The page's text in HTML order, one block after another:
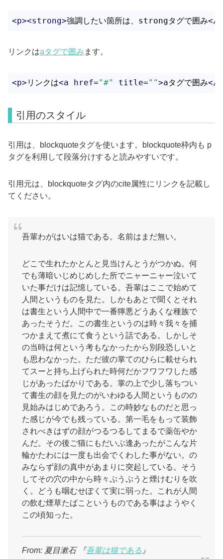
<p><strong>強調したい箇所は、strongタグで囲み</
リンクはaタグで囲み ます。
<p> リンクは<a href="#" title="">aタグで囲み</
引用のスタイル
引用は、blockquoteタグを使います。blockquote枠内も p
タグを利用して段落分けすると読みやすいです。
引用元は、blockquoteタグ内のcite属性にリンクを記載し
てください。
吾輩わがはいは猫である。名前はまだ無い。
どこで生れたかとんと見当けんとうがつかぬ。何
でも薄暗いじめじめした所でニャーニャー泣いて
いた事だけは記憶している。吾輩はここで始めて
人間というものを見た。しかもあとで聞くとそれ
は書生という人間中で一番獰悪どうあくな種族で
あったそうだ。この書生というのは時々我々を捕
つかまえて煮にて食うという話である。しかしそ
の当時は何という考もなかったから別段恐しいと
も思わなかった。ただ彼の掌てのひらに載せられ
てスーと持ち上げられた時何だかフワフワした感
じがあったばかりである。掌の上で少し落ちつい
て書生の顔を見たのがいわゆる人間というものの
見始みはじめであろう。この時妙なものだと思っ
た感じが今でも残っている。第一毛をもって装飾
されべきはずの顔がつるつるしてまるで薬缶やか
んだ。その後ご猫にもだいぶ逢あったがこんな片
輪かたわには一度も出会でくわした事がない。の
みならず顔の真中があまりに突起している。そう
してその穴の中から時々ぷうぷうと煙けむりを吹
く。どうも咽むせぽくて実に弱った。これが人間
の飲む煙草たばこというものである事はようやく
この頃知った。
From: 夏目漱石 『吾輩は猫である 』